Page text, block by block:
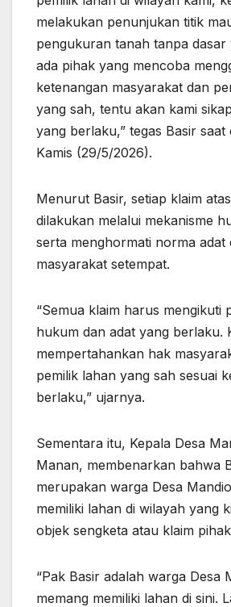
melakukan penunjukan titik
pengukuran tanah tanpa dasar
ada pihak yang mencoba
ketenangan masyarakat dan
yang sah, tentu akan kami
yang berlaku,” tegas Basir saat
Kamis (29/5/2026).
Menurut Basir, setiap klaim
dilakukan melalui mekanisme
serta menghormati norma adat
masyarakat setempat.
“Semua klaim harus mengikuti
hukum dan adat yang berlaku.
mempertahankan hak
pemilik lahan yang sah sesuai
berlaku,” ujarnya.
Sementara itu, Kepala Desa
Manan, membenarkan bahwa
merupakan warga Desa
memiliki lahan di wilayah yang
objek sengketa atau klaim
“Pak Basir adalah warga Desa
memang memiliki lahan di sini.